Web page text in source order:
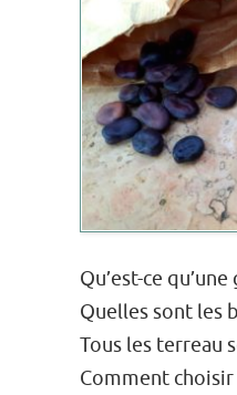
Qu’est-ce
Quelles sont les
Tous les terreau
Comment